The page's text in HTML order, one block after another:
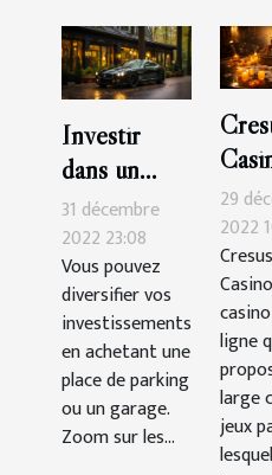
Investir
dans un
garage ou
une place de
parking :
quels atouts
?
31 décembre
2022 23:08
Vous pouvez
diversifier vos
investissements
en achetant une
place de parking
ou un garage.
Zoom sur les...
les
pour
gagner
29
2022
Cresus
ligne
large
jeux